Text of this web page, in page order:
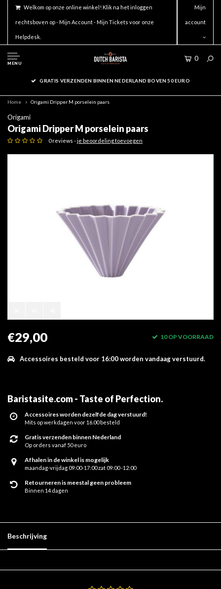
Welkom op onze online winkel! Klik na het inloggen
rechtsboven op - Mijn Account - Mijn Tickets voor onze
Helpdesk.
Mijn
account
MENU
0
GRATIS VERZENDEN BINNEN NEDERLAND BOVEN 50 EURO
Home Origami Dripper M porselein paars
Origami
Origami Dripper M porselein paars
0 reviews -je beoordeling toevoegen
€29,00 10 OP VOORRAAD
Accessoires besteld voor 16:00 worden vandaag verstuurd.
Baristasite.com - Taste of Perfection.
Accessoires worden dezelfde dag verstuurd!
Mits op werkdagen voor 16.00 besteld
Gratis verzenden binnen Nederland
Op orders vanaf 50 euro
Afhalen in de winkel is mogelijk
maandag-vrijdag 09:00-17:00 zat 09:00 -12:00
Retourneren is meestal geen probleem
Binnen 14 dagen
Beschrijving